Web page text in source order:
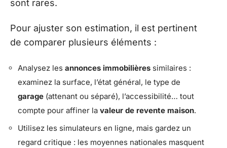
sont rares.
Pour ajuster son estimation, il est pertinent
de comparer plusieurs éléments :
Analysez les annonces immobilières similaires :
examinez la surface, l’état général, le type de
garage (attenant ou séparé), l’accessibilité… tout
compte pour affiner la valeur de revente maison.
Utilisez les simulateurs en ligne, mais gardez un
regard critique : les moyennes nationales masquent